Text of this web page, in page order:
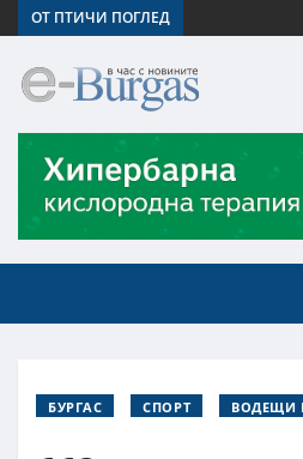
ОТ ПТИЧИ ПОГЛЕД
БУРГАС СПОРТ ВОДЕЩИ